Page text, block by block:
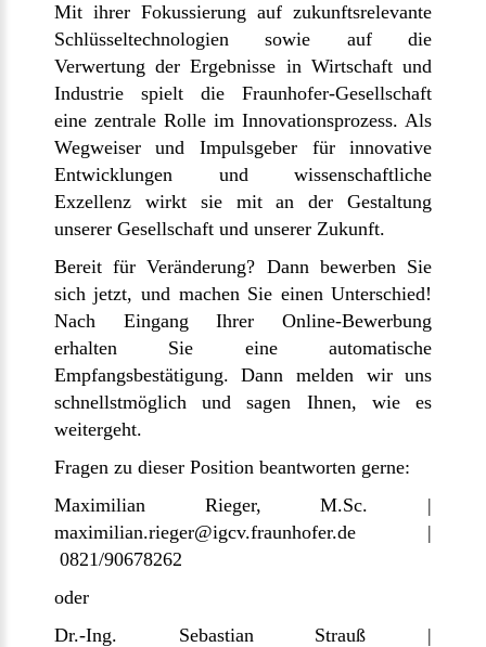
Mit ihrer Fokussierung auf zukunftsrelevante
Schlüsseltechnologien sowie auf die
Verwertung der Ergebnisse in Wirtschaft und
Industrie spielt die Fraunhofer-Gesellschaft
eine zentrale Rolle im Innovationsprozess. Als
Wegweiser und Impulsgeber für innovative
Entwicklungen und wissenschaftliche
Exzellenz wirkt sie mit an der Gestaltung
unserer Gesellschaft und unserer Zukunft.
Bereit für Veränderung? Dann bewerben Sie
sich jetzt, und machen Sie einen Unterschied!
Nach Eingang Ihrer Online-Bewerbung
erhalten Sie eine automatische
Empfangsbestätigung. Dann melden wir uns
schnellstmöglich und sagen Ihnen, wie es
weitergeht.
Fragen zu dieser Position beantworten gerne:
Maximilian Rieger, M.Sc. |
maximilian.rieger@igcv.fraunhofer.de |
0821/90678262
oder
Dr.-Ing. Sebastian Strauß |